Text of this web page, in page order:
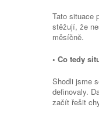
Tato situace
stěžují, že
měsíčně.
• Co tedy
Shodli jsme
definovaly.
začít řešit